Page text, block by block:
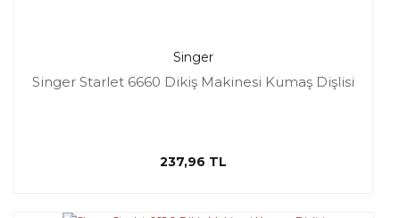
Singer
Singer Starlet 6660 Dikiş Makinesi Kumaş Dişlisi
237,96 TL